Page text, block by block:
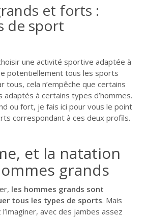
et forts :
de sport
une activité sportive adaptée à
potentiellement tous les sports
tous, cela n’empêche que certains
adaptés à certains types d’hommes.
ou fort, je fais ici pour vous le point
correspondant à ces deux profils.
et la natation
grands
les hommes grands sont
tous les types de sports. Mais
avec des jambes assez